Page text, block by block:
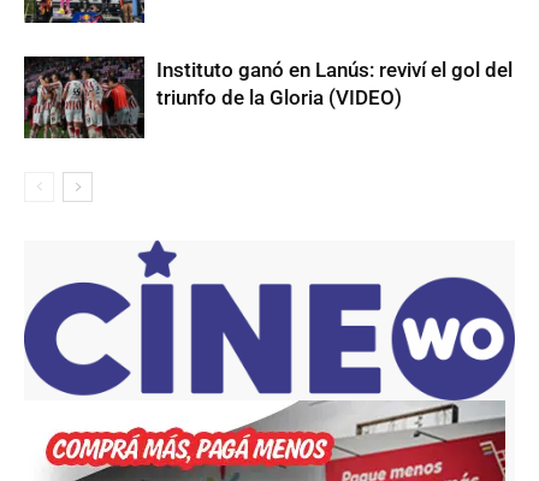
Instituto ganó en Lanús: reviví el gol del
triunfo de la Gloria (VIDEO)